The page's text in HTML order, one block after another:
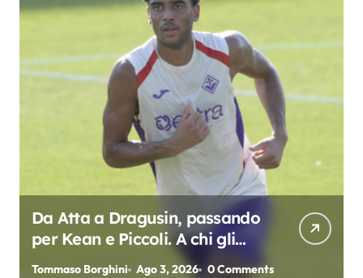
Da Atta a Dragusin, passando
per Kean e Piccoli. A chi gli
oscar del precampionato?
Tommaso Borghini Ago 3, 2026 0 Comments